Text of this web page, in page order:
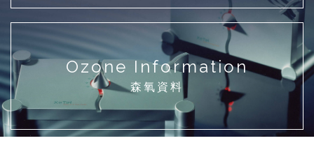
Ozone Information
森氧資料